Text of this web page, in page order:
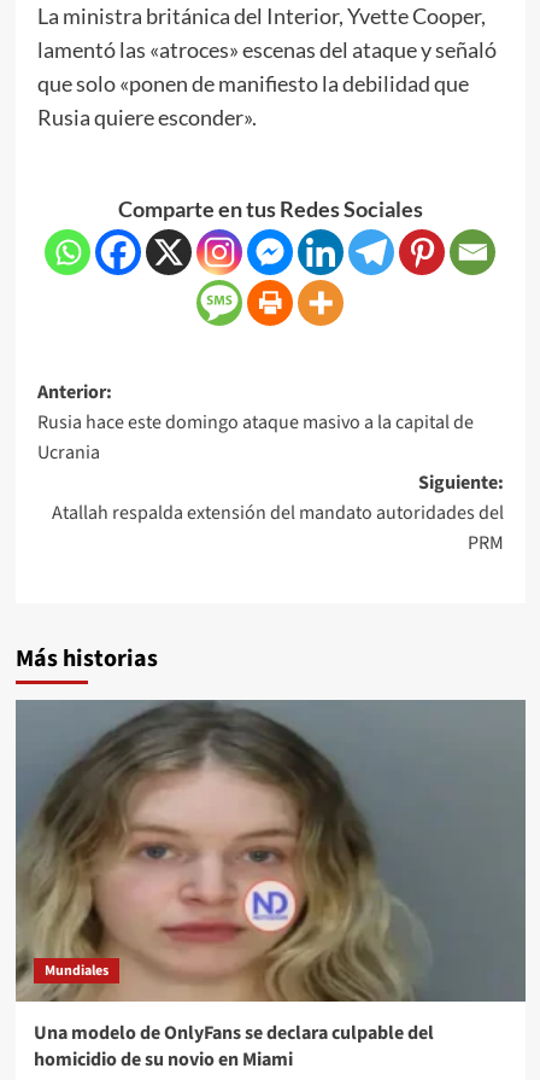
La ministra británica del Interior, Yvette Cooper,
lamentó las «atroces» escenas del ataque y señaló
que solo «ponen de manifiesto la debilidad que
Rusia quiere esconder».
Comparte en tus Redes Sociales
Anterior:
Rusia hace este domingo ataque masivo a la capital de
Ucrania
Siguiente:
Atallah respalda extensión del mandato autoridades del
PRM
Más historias
Mundiales
Una modelo de OnlyFans se declara culpable del
homicidio de su novio en Miami